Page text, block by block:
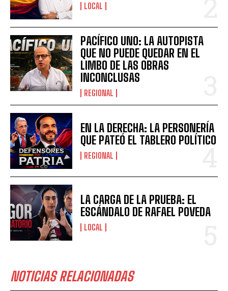
LOCAL
PACÍFICO UNO: LA AUTOPISTA
QUE NO PUEDE QUEDAR EN EL
LIMBO DE LAS OBRAS
INCONCLUSAS
REGIONAL
EN LA DERECHA: LA PERSONERÍA
QUE PATEÓ EL TABLERO POLÍTICO
REGIONAL
LA CARGA DE LA PRUEBA: EL
ESCÁNDALO DE RAFAEL POVEDA
LOCAL
NOTICIAS RELACIONADAS